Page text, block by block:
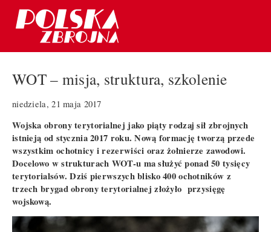
WOT – misja, struktura, szkolenie
niedziela, 21 maja 2017
Wojska obrony terytorialnej jako piąty rodzaj sił zbrojnych
istnieją od stycznia 2017 roku. Nową formację tworzą przede
wszystkim ochotnicy i rezerwiści oraz żołnierze zawodowi.
Docelowo w strukturach WOT-u ma służyć ponad 50 tysięcy
terytorialsów. Dziś pierwszych blisko 400 ochotników z
trzech brygad obrony terytorialnej złożyło przysięgę
wojskową.